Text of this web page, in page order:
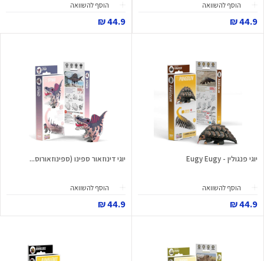
הוסף להשוואה
44.9 ₪
הוסף להשוואה
44.9 ₪
יוגי פנגולין - Eugy Eugy
הוסף להשוואה
44.9 ₪
יוגי דינוזאור ספינו (ספינוזאורוס...
הוסף להשוואה
44.9 ₪